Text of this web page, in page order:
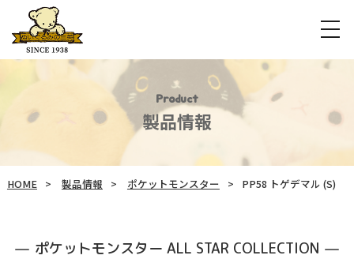
Product
製品情報
HOME 製品情報 ポケットモンスター PP58 トゲデマル (S)
ポケットモンスター ALL STAR COLLECTION